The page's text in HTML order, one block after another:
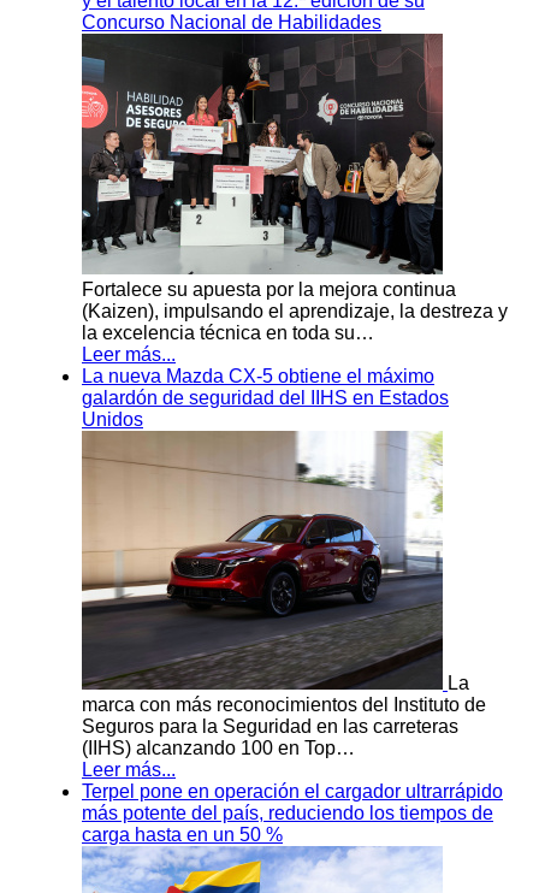
Concurso Nacional de Habilidades
Fortalece su apuesta por la mejora continua
(Kaizen), impulsando el aprendizaje, la destreza y
la excelencia técnica en toda su…
Leer más...
La nueva Mazda CX-5 obtiene el máximo
galardón de seguridad del IIHS en Estados
Unidos
La
marca con más reconocimientos del Instituto de
Seguros para la Seguridad en las carreteras
(IIHS) alcanzando 100 en Top…
Leer más...
Terpel pone en operación el cargador ultrarrápido
más potente del país, reduciendo los tiempos de
carga hasta en un 50 %